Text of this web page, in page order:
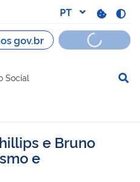
Social
e Bruno
e